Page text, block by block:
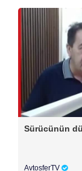
Sürücünün
AvtosferTV